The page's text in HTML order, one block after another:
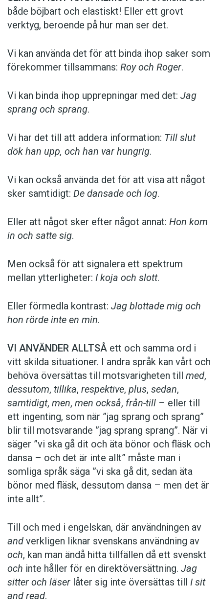
både böjbart och elastiskt! Eller ett grovt
verktyg, beroende på hur man ser det.
Vi kan använda det för att binda ihop saker som
förekommer till­sammans: Roy och Roger.
Vi kan binda ihop upprepningar med det: Jag
sprang och sprang.
Vi har det till att addera information: Till slut
dök han upp, och han var hungrig.
Vi kan också använda det för att visa att något
sker samtidigt: De dansade och log.
Eller att något sker efter något annat: Hon kom
in och satte sig.
Men också för att signalera ett spektrum
mellan ytterligheter: I koja och slott.
Eller förmedla kontrast: Jag blottade mig och
hon rörde inte en min.
VI ANVÄNDER ALLTSÅ ett och samma ord i
vitt skilda situationer. I andra språk kan vårt och
behöva översättas till motsvarigheten till med,
dessutom, tillika, respektive, plus, sedan,
samtidigt, men, men också, från-till – eller till
ett ingenting, som när ”jag sprang och sprang”
blir till motsvarande ”jag sprang sprang”. När vi
säger ”vi ska gå dit och äta bönor och fläsk och
dansa – och det är inte allt” måste man i
somliga språk säga ”vi ska gå dit, sedan äta
bönor med fläsk, dessutom dansa – men det är
inte allt”.
Till och med i engelskan, där användningen av
and verkligen liknar svenskans användning av
och, kan man ändå hitta tillfällen då ett svenskt
och inte håller för en direktöversättning. Jag
sitter och läser låter sig inte översättas till I sit
and read.